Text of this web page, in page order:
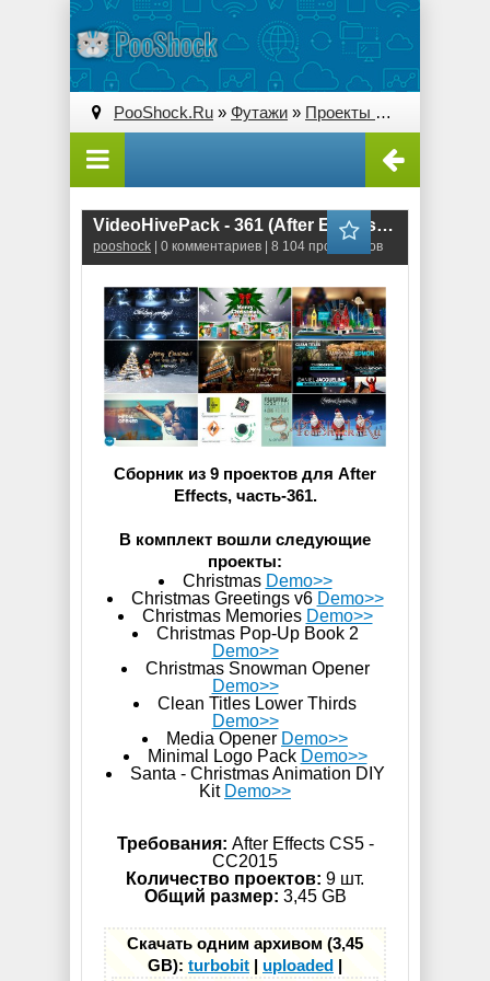
PooShock.Ru » Футажи » Проекты After Effects
VideoHivePack - 361 (After Effects Projects Pack)
pooshock | 0 комментариев | 8 104 просмотров
Сборник из 9 проектов для After
Effects, часть-361.
В комплект вошли следующие
проекты:
Christmas Demo>>
Christmas Greetings v6 Demo>>
Christmas Memories Demo>>
Christmas Pop-Up Book 2
Demo>>
Christmas Snowman Opener
Demo>>
Clean Titles Lower Thirds
Demo>>
Media Opener Demo>>
Minimal Logo Pack Demo>>
Santa - Christmas Animation DIY
Kit Demo>>
Требования: After Effects CS5 -
СС2015
Количество проектов: 9 шт.
Общий размер: 3,45 GB
Скачать одним архивом (3,45
GB): turbobit | uploaded |